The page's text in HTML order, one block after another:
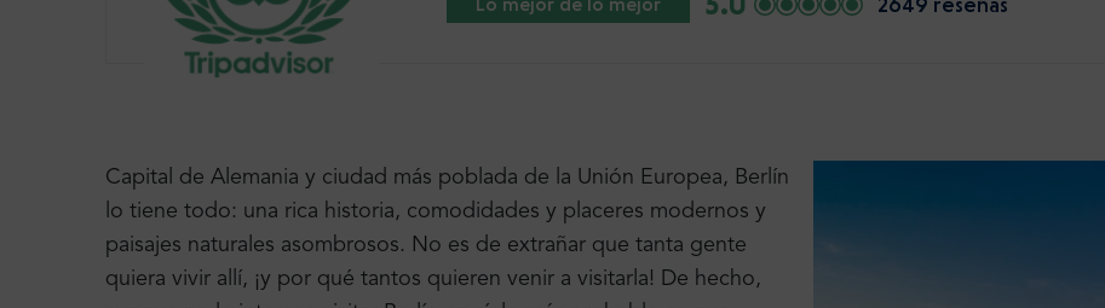
Capital de Alemania y ciudad más poblada de la Unión Europea, Berlín
lo tiene todo: una rica historia, comodidades y placeres modernos y
paisajes naturales asombrosos. No es de extrañar que tanta gente
quiera vivir allí, ¡y por qué tantos quieren venir a visitarla! De hecho,